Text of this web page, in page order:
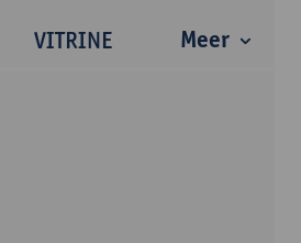
VITRINE Meer